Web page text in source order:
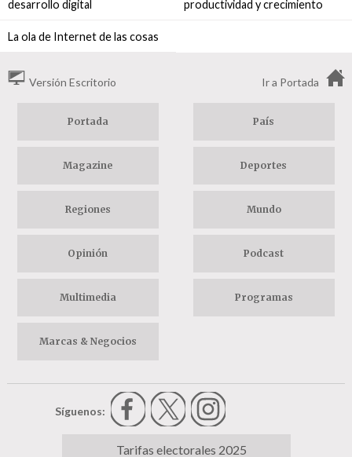
desarrollo digital
productividad y crecimiento
La ola de Internet de las cosas
Versión Escritorio Ir a Portada
Portada País
Magazine Deportes
Regiones Mundo
Opinión Podcast
Multimedia Programas
Marcas & Negocios
Síguenos:
Tarifas electorales 2025